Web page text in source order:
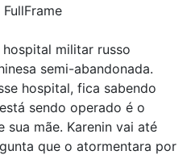
FullFrame
militar russo
semi-abandonada.
hospital, fica sabendo
sendo operado é o
sua mãe. Karenin vai até
que o atormentara por